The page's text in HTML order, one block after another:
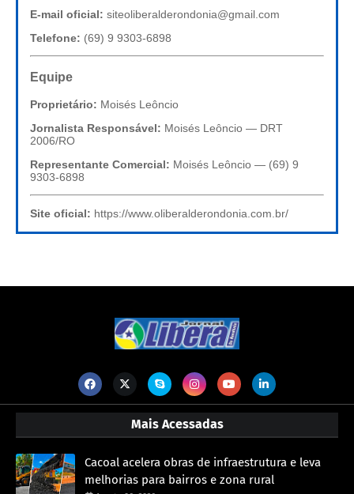
E-mail oficial: siteoliberalderondonia@gmail.com
Telefone: (69) 9 9303-6898
Equipe
Proprietário: Moisés Leôncio
Jornalista Responsável: Moisés Leôncio — DRT
2006/RO
Representante Comercial: Moisés Leôncio — (69) 9
9303-6898
Site oficial: https://www.oliberalderondonia.com.br/
Mais Acessadas
Cacoal acelera obras de infraestrutura e leva
melhorias para bairros e zona rural